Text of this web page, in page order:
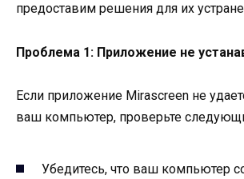
предоставим решения для их
Проблема 1: Приложение не
Если приложение Mirascreen не
ваш компьютер, проверьте
Убедитесь, что ваш компьютер